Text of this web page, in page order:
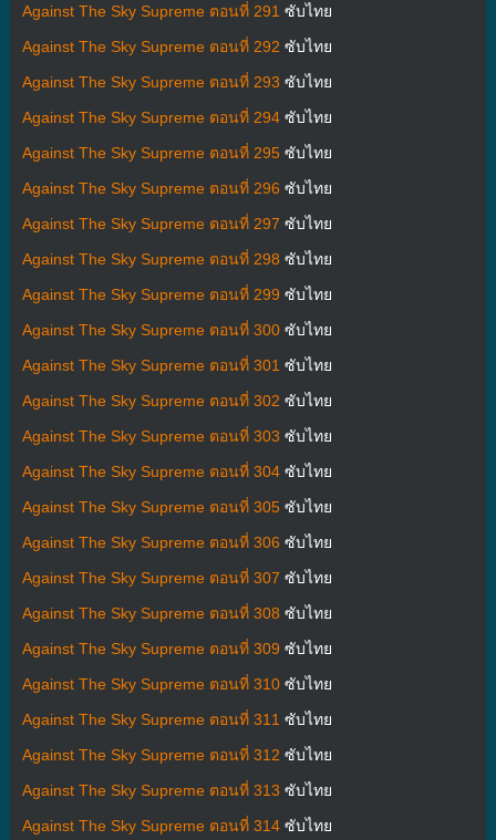
Against The Sky Supreme ตอนที่ 291 ซับไทย
Against The Sky Supreme ตอนที่ 292 ซับไทย
Against The Sky Supreme ตอนที่ 293 ซับไทย
Against The Sky Supreme ตอนที่ 294ซับไทย
Against The Sky Supreme ตอนที่ 295ซับไทย
Against The Sky Supreme ตอนที่ 296 ซับไทย
Against The Sky Supreme ตอนที่ 297 ซับไทย
Against The Sky Supreme ตอนที่ 298 ซับไทย
Against The Sky Supreme ตอนที่ 299 ซับไทย
Against The Sky Supreme ตอนที่ 300ซับไทย
Against The Sky Supreme ตอนที่ 301 ซับไทย
Against The Sky Supreme ตอนที่ 302 ซับไทย
Against The Sky Supreme ตอนที่ 303 ซับไทย
Against The Sky Supreme ตอนที่ 304ซับไทย
Against The Sky Supreme ตอนที่ 305ซับไทย
Against The Sky Supreme ตอนที่ 306 ซับไทย
Against The Sky Supreme ตอนที่ 307 ซับไทย
Against The Sky Supreme ตอนที่ 308 ซับไทย
Against The Sky Supreme ตอนที่ 309 ซับไทย
Against The Sky Supreme ตอนที่ 310ซับไทย
Against The Sky Supreme ตอนที่ 311 ซับไทย
Against The Sky Supreme ตอนที่ 312 ซับไทย
Against The Sky Supreme ตอนที่ 313 ซับไทย
Against The Sky Supreme ตอนที่ 314ซับไทย